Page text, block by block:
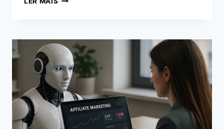
SUA
DIVULGAÇÃO
DE
LINKS
DE
AFILIADO